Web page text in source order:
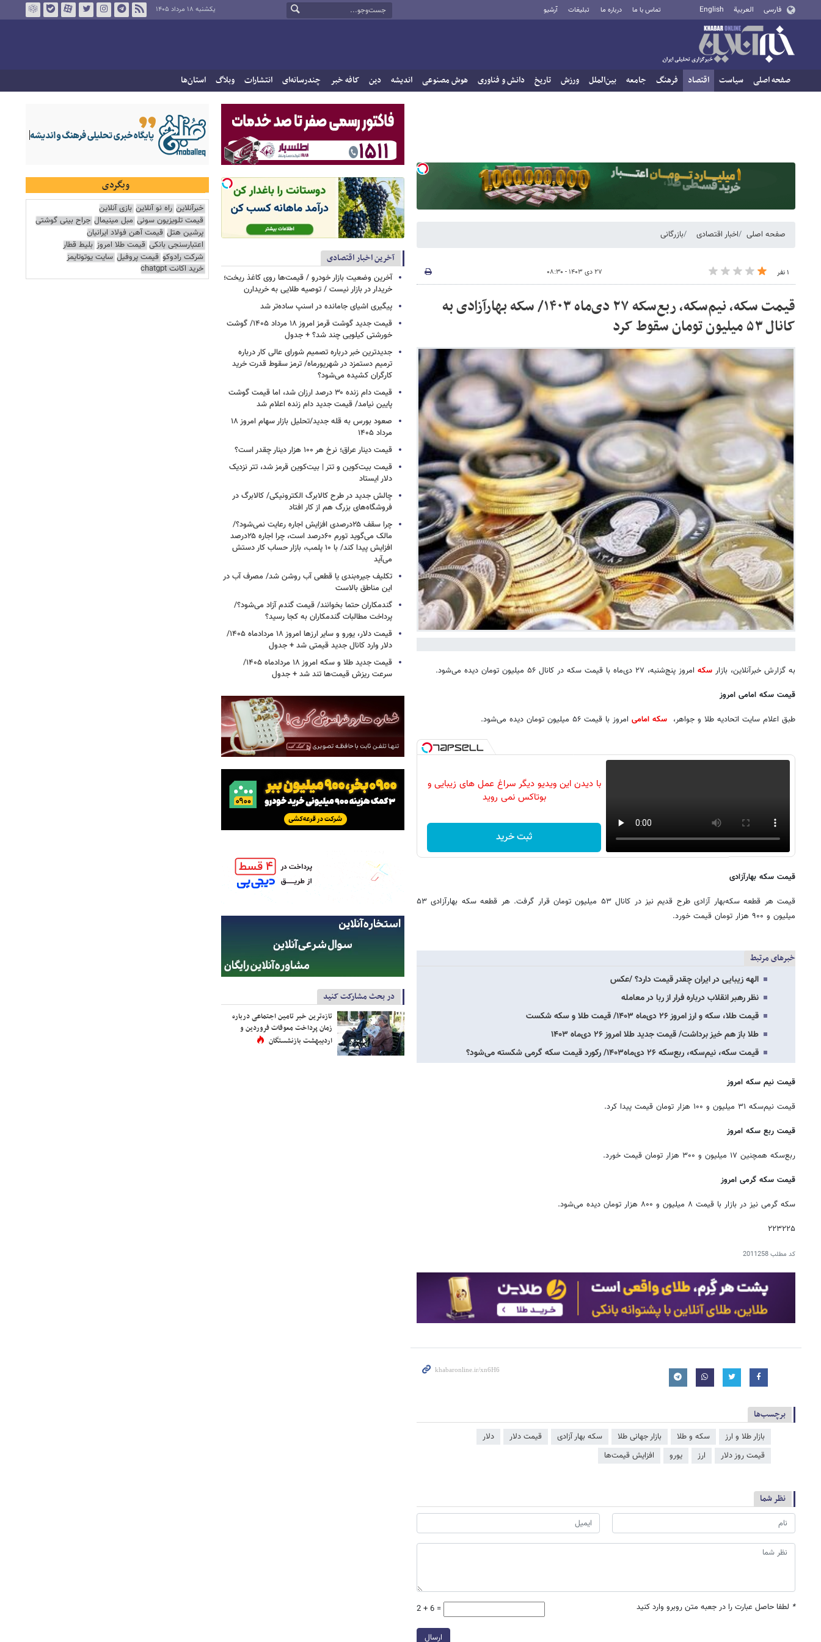
فارسی العربية English تماس با ما درباره ما تبلیغات آرشیو یکشنبه ۱۸ مرداد ۱۴۰۵
صفحه اصلی سیاست اقتصاد فرهنگ جامعه بین‌الملل ورزش تاریخ دانش و فناوری هوش مصنوعی اندیشه دین کافه خبر چندرسانه‌ای انتشارات وبلاگ استان‌ها
صفحه اصلی اخبار اقتصادی بازرگانی
۱ نفر ۲۷ دی ۱۴۰۳ - ۰۸:۳۰
قیمت سکه، نیم‌سکه، ربع‌سکه ۲۷ دی‌ماه ۱۴۰۳/ سکه بهارآزادی به
کانال ۵۳ میلیون تومان سقوط کرد
به گزارش خبرآنلاین، بازار سکه امروز پنج‌شنبه، ۲۷ دی‌ماه با قیمت سکه در کانال ۵۶ میلیون تومان دیده می‌شود.
قیمت سکه امامی امروز
طبق اعلام سایت اتحادیه طلا و جواهر، سکه امامی امروز با قیمت ۵۶ میلیون تومان دیده می‌شود.
با دیدن این ویدیو دیگر سراغ عمل های زیبایی و
بوتاکس نمی روید
ثبت خرید
قیمت سکه بهارآزادی
قیمت هر قطعه سکه‌بهار آزادی طرح قدیم نیز در کانال ۵۳ میلیون تومان قرار گرفت. هر قطعه سکه بهارآزادی ۵۳
میلیون و ۹۰۰ هزار تومان قیمت خورد.
خبرهای مرتبط
الهه زیبایی در ایران چقدر قیمت دارد؟ /عکس
نظر رهبر انقلاب درباره فرار از ربا در معامله
قیمت طلا، سکه و ارز امروز ۲۶ دی‌ماه ۱۴۰۳/ قیمت طلا و سکه شکست
طلا باز هم خیز برداشت/ قیمت جدید طلا امروز ۲۶ دی‌ماه ۱۴۰۳
قیمت سکه، نیم‌سکه، ربع‌سکه ۲۶ دی‌ماه۱۴۰۳/ رکورد قیمت سکه گرمی شکسته می‌شود؟
قیمت نیم سکه امروز
قیمت نیم‌سکه ۳۱ میلیون و ۱۰۰ هزار تومان قیمت پیدا کرد.
قیمت ربع سکه امروز
ربع‌سکه همچنین ۱۷ میلیون و ۳۰۰ هزار تومان قیمت خورد.
قیمت سکه گرمی امروز
سکه گرمی نیز در بازار با قیمت ۸ میلیون و ۸۰۰ هزار تومان دیده می‌شود.
۲۲۳۲۲۵
کد مطلب2011258
برچسب‌ها
بازار طلا و ارز سکه و طلا بازار جهانی طلا سکه بهار آزادی قیمت دلار
دلار
قیمت روز دلار
ارز یورو افزایش قیمت‌ها
نظر شما
* لطفا حاصل عبارت را در جعبه متن روبرو وارد کنید 2 + 6 =
ارسال
آخرین اخبار اقتصادی
آخرین وضعیت بازار خودرو / قیمت‌ها روی کاغذ ریخت؛
خریدار در بازار نیست / توصیه طلایی به خریدارن
پیگیری اشیای جامانده در اسنپ ساده‌تر شد
قیمت جدید گوشت قرمز امروز ۱۸ مرداد ۱۴۰۵/ گوشت
خورشتی کیلویی چند شد؟ + جدول
جدیدترین خبر درباره تصمیم شورای عالی کار درباره
ترمیم دستمزد در شهریورماه/ ترمز سقوط قدرت خرید
کارگران کشیده می‌شود؟
قیمت دام زنده ۳۰ درصد ارزان شد، اما قیمت گوشت
پایین نیامد/ قیمت جدید دام زنده اعلام شد
صعود بورس به قله جدید/تحلیل بازار سهام امروز ۱۸
مرداد ۱۴۰۵
قیمت دینار عراق؛ نرخ هر ۱۰۰ هزار دینار چقدر است؟
قیمت بیت‌کوین و تتر | بیت‌کوین قرمز شد، تتر نزدیک
دلار ایستاد
چالش جدید در طرح کالابرگ الکترونیکی/ کالابرگ در
فروشگاه‌های بزرگ هم از کار افتاد
چرا سقف ۲۵درصدی افزایش اجاره رعایت نمی‌شود؟/
مالک می‌گوید تورم ۶۰درصد است، چرا اجاره ۲۵درصد
افزایش پیدا کند/ با ۱۰ پلمب، بازار حساب کار دستش
می‌آید
تکلیف جیره‌بندی یا قطعی آب روشن شد/ مصرف آب در
این مناطق بالاست
گندمکاران حتما بخوانند/ قیمت گندم آزاد می‌شود؟/
پرداخت مطالبات گندمکاران به کجا رسید؟
قیمت دلار، یورو و سایر ارزها امروز ۱۸ مردادماه ۱۴۰۵/
دلار وارد کانال جدید قیمتی شد + جدول
قیمت جدید طلا و سکه امروز ۱۸ مردادماه ۱۴۰۵/
سرعت ریزش قیمت‌ها تند شد + جدول
در بحث مشارکت کنید
تازه‌ترین خبر تامین اجتماعی درباره
زمان پرداخت معوقات فروردین و
اردیبهشت بازنشستگان
وبگردی
خبرآنلاین راه نو آنلاین بازی آنلاین
قیمت تلویزیون سونی مبل مینیمال جراح بینی گوشتی
پرشین هتل قیمت آهن فولاد ایرانیان
اعتبارسنجی بانکی قیمت طلا امروز بلیط قطار
شرکت رادوکو قیمت پروفیل سایت یوتوتایمز
خرید اکانت chatgpt